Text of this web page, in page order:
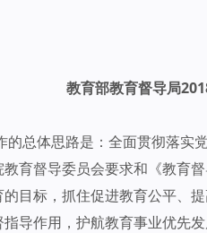
教育部教育督导局
的总体思路是：全面贯彻落实
育督导委员会要求和《教育
目标，抓住促进教育公平、
导作用，护航教育事业优先